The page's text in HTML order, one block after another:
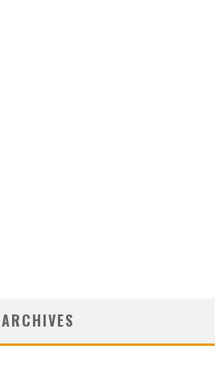
ARCHIVES